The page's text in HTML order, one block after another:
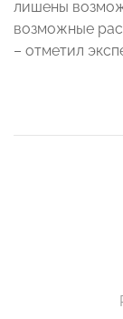
лишены
возможные
– отметил